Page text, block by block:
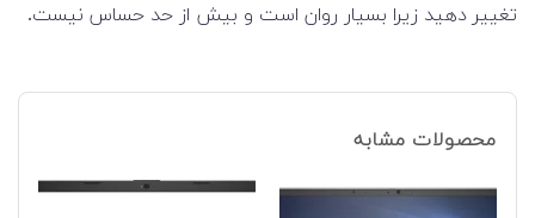
تغییر دهید زیرا بسیار روان است و بیش از حد حساس نیست.
محصولات مشابه